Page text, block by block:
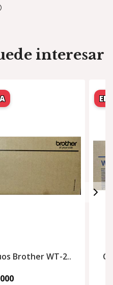
interesar
Brother WT-2..